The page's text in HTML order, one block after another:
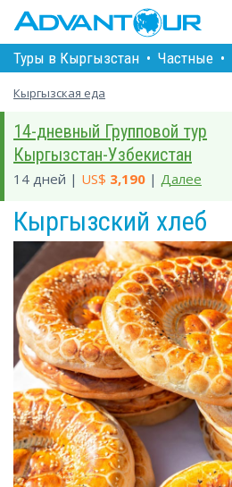
Туры в Кыргызстан • Частные •
Кыргызская еда
14-дневный Групповой тур
Кыргызстан-Узбекистан
14 дней | US$ 3,190 | Далее
Кыргызский хлеб